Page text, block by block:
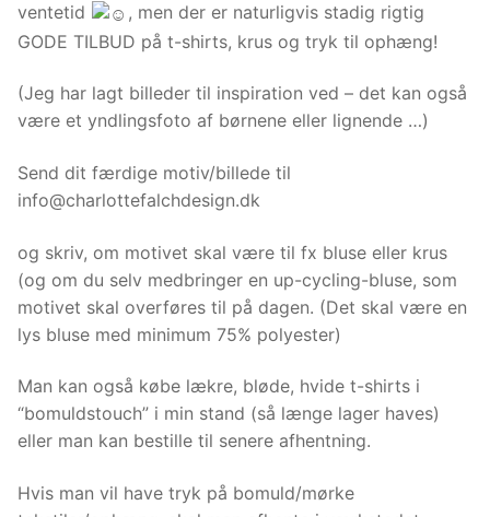
ventetid
, men der er naturligvis stadig rigtig
GODE TILBUD på t-shirts, krus og tryk til ophæng!
(Jeg har lagt billeder til inspiration ved – det kan også
være et yndlingsfoto af børnene eller lignende …)
Send dit færdige motiv/billede til
info@charlottefalchdesign.dk
og skriv, om motivet skal være til fx bluse eller krus
(og om du selv medbringer en up-cycling-bluse, som
motivet skal overføres til på dagen. (Det skal være en
lys bluse med minimum 75% polyester)
Man kan også købe lækre, bløde, hvide t-shirts i
“bomuldstouch” i min stand (så længe lager haves)
eller man kan bestille til senere afhentning.
Hvis man vil have tryk på bomuld/mørke
spise kagen og
beholde den :-
D
Marketing
dine
interesser
om din
brug, når
du bruger
websitet,
muligheden
for at få
vist indhold
til dig.